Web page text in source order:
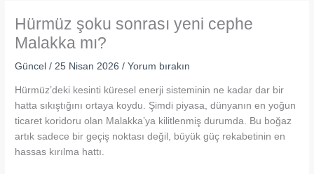
Hürmüz şoku sonrası yeni cephe
Malakka mı?
Güncel /25 Nisan 2026/Yorum bırakın
Hürmüz’deki kesinti küresel enerji sisteminin ne kadar dar bir
hatta sıkıştığını ortaya koydu. Şimdi piyasa, dünyanın en yoğun
ticaret koridoru olan Malakka’ya kilitlenmiş durumda. Bu boğaz
artık sadece bir geçiş noktası değil, büyük güç rekabetinin en
hassas kırılma hattı.